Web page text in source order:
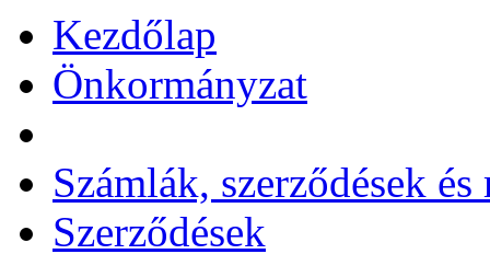
Kezdőlap
Önkormányzat
Számlák, szerződések
Szerződések